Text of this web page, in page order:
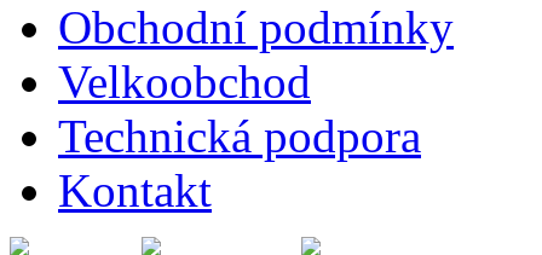
Obchodní podmínky
Velkoobchod
Technická podpora
Kontakt